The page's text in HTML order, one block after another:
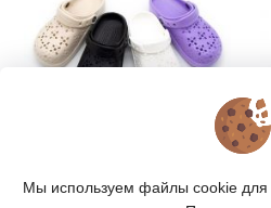
Артикул: 2603-S
руб руб
Мы используем файлы cookie для